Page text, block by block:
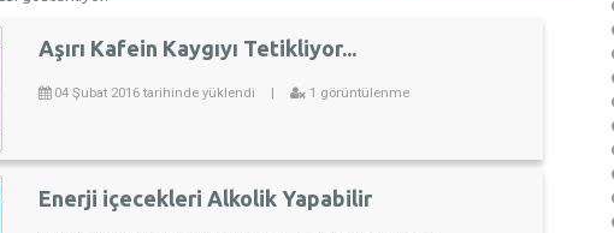
Aşırı Kafein Kaygıyı Tetikliyor...
04 Şubat 2016 tarihinde yüklendi | 1 görüntülenme
Enerji içecekleri Alkolik Yapabilir